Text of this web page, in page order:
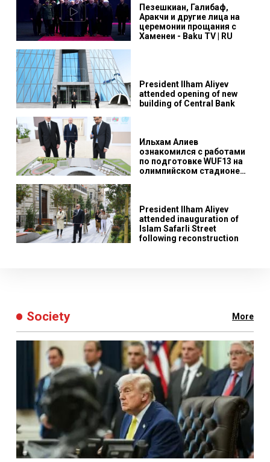
Пезешкиан, Галибаф,
Аракчи и другие лица на
церемонии прощания с
Хаменеи - Baku TV | RU
President Ilham Aliyev
attended opening of new
building of Central Bank
Ильхам Алиев
ознакомился с работами
по подготовке WUF13 на
олимпийском стадионе
President Ilham Aliyev
attended inauguration of
Islam Safarli Street
following reconstruction
Society More